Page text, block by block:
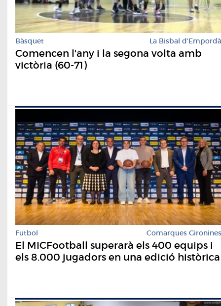
Bàsquet La Bisbal d'Empordà
Comencen l'any i la segona volta amb
victòria (60-71)
Futbol Comarques Gironines
El MICFootball superarà els 400 equips i
els 8.000 jugadors en una edició històrica